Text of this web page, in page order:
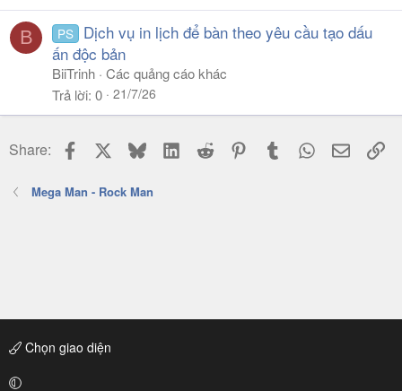
B PS
Dịch vụ in lịch để bàn theo yêu cầu tạo dấu
ấn độc bản
BiiTrinh Các quảng cáo khác
Trả lời 0 21/7/26
Share: Facebook BlueskyLinkedIn
Reddit PinterestTumblr WhatsApp
Email
Mega Man - Rock Man
Chọn giao diện